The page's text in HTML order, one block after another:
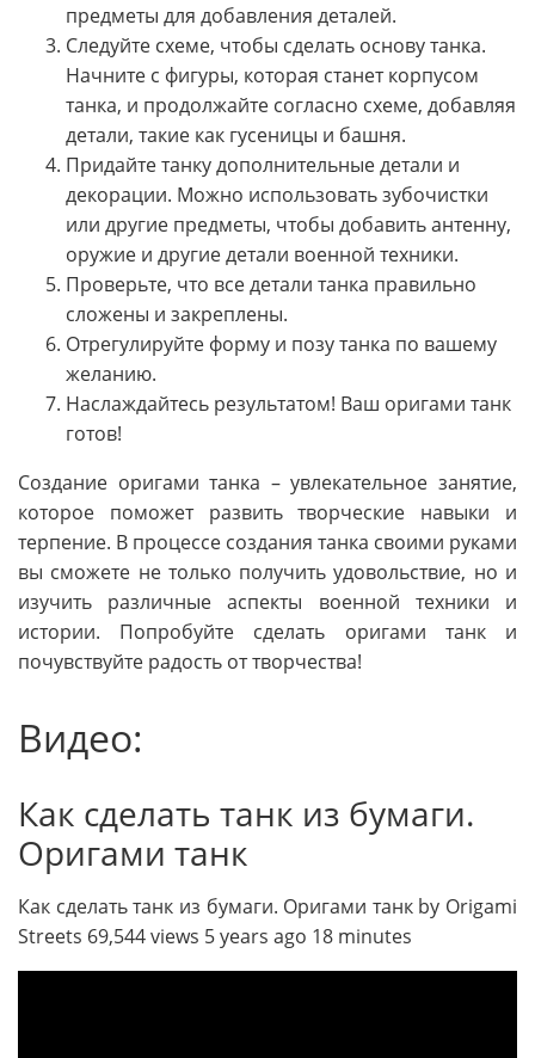
предметы для добавления деталей.
Следуйте схеме, чтобы сделать основу танка.
Начните с фигуры, которая станет корпусом
танка, и продолжайте согласно схеме, добавляя
детали, такие как гусеницы и башня.
Придайте танку дополнительные детали и
декорации. Можно использовать зубочистки
или другие предметы, чтобы добавить антенну,
оружие и другие детали военной техники.
Проверьте, что все детали танка правильно
сложены и закреплены.
Отрегулируйте форму и позу танка по вашему
желанию.
Наслаждайтесь результатом! Ваш оригами танк
готов!
Создание оригами танка – увлекательное занятие,
которое поможет развить творческие навыки и
терпение. В процессе создания танка своими руками
вы сможете не только получить удовольствие, но и
изучить различные аспекты военной техники и
истории. Попробуйте сделать оригами танк и
почувствуйте радость от творчества!
Видео:
Как сделать танк из бумаги.
Оригами танк
Как сделать танк из бумаги. Оригами танк by Origami
Streets 69,544 views 5 years ago 18 minutes